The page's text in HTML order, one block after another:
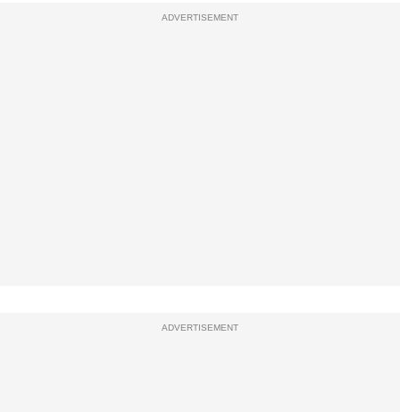
ADVERTISEMENT
ADVERTISEMENT